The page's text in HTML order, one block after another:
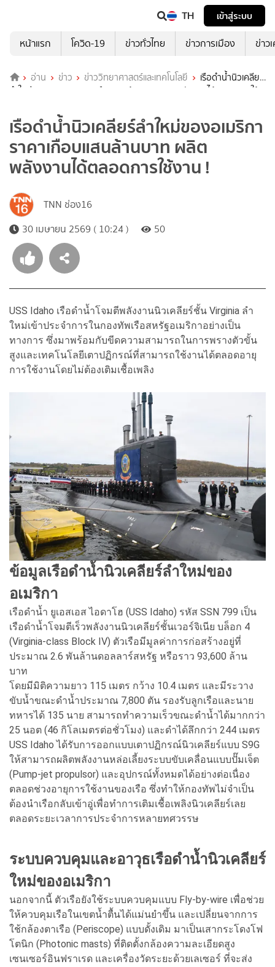
TH
เข้าสู่ระบบ
หน้าแรก
โควิด-19 ข่าวทั่วไทย ข่าวการเมือง ข่าว
อ่าน ข่าว ข่าววิทยาศาสตร์และเทคโนโลยี
เรือดำน้ำนิวเคลียร์
ลำใหม่ของอเมริกา ราคาเกือบแสนล้านบาท ผลิตพลังงานได้ตลอดการใช้
เรือดำน้ำนิวเคลียร์ลำใหม่ของอเมริกา
ราคาเกือบแสนล้านบาท ผลิต
พลังงานได้ตลอดการใช้งาน !
TNN ช่อง16
30 เมษายน 2569 ( 10:24 )
50
USS Idaho เรือดำน้ำโจมตีพลังงานนิวเคลียร์ชั้น Virginia ลำ
ใหม่เข้าประจำการในกองทัพเรือสหรัฐอเมริกาอย่างเป็น
ทางการ ซึ่งมาพร้อมกับขีดความสามารถในการพรางตัวขั้น
สูงและเทคโนโลยีเตาปฏิกรณ์ที่สามารถใช้งานได้ตลอดอายุ
การใช้งานโดยไม่ต้องเติมเชื้อเพลิง
ข้อมูลเรือดำน้ำนิวเคลียร์ลำใหม่ของ
อเมริกา
เรือดำน้ำ ยูเอสเอส ไอดาโฮ (USS Idaho) รหัส SSN 799 เป็น
เรือดำน้ำโจมตีเร็วพลังงานนิวเคลียร์ชั้นเวอร์จิเนีย บล็อก 4
(Virginia-class Block IV) ตัวเรือมีมูลค่าการก่อสร้างอยู่ที่
ประมาณ 2.6 พันล้านดอลลาร์สหรัฐ หรือราว 93,600 ล้าน
บาท
โดยมีมิติความยาว 115 เมตร กว้าง 10.4 เมตร และมีระวาง
ขับน้ำขณะดำน้ำประมาณ 7,800 ตัน รองรับลูกเรือและนาย
ทหารได้ 135 นาย สามารถทำความเร็วขณะดำน้ำได้มากกว่า
25 นอต (46 กิโลเมตรต่อชั่วโมง) และดำได้ลึกกว่า 244 เมตร
USS Idaho ได้รับการออกแบบเตาปฏิกรณ์นิวเคลียร์แบบ S9G
ให้สามารถผลิตพลังงานหล่อเลี้ยงระบบขับเคลื่อนแบบปั๊มเจ็ต
(Pump-jet propulsor) และอุปกรณ์ทั้งหมดได้อย่างต่อเนื่อง
ตลอดช่วงอายุการใช้งานของเรือ ซึ่งทำให้กองทัพไม่จำเป็น
ต้องนำเรือกลับเข้าอู่เพื่อทำการเติมเชื้อเพลิงนิวเคลียร์เลย
ตลอดระยะเวลาการประจำการหลายทศวรรษ
ระบบควบคุมและอาวุธเรือดำน้ำนิวเคลียร์
ใหม่ของอเมริกา
นอกจากนี้ ตัวเรือยังใช้ระบบควบคุมแบบ Fly-by-wire เพื่อช่วย
ให้ควบคุมเรือในเขตน้ำตื้นได้แม่นยำขึ้น และเปลี่ยนจากการ
ใช้กล้องตาเรือ (Periscope) แบบดั้งเดิม มาเป็นเสากระโดงโฟ
โตนิก (Photonic masts) ที่ติดตั้งกล้องความละเอียดสูง
เซนเซอร์อินฟราเรด และเครื่องวัดระยะด้วยเลเซอร์ ที่จะส่ง